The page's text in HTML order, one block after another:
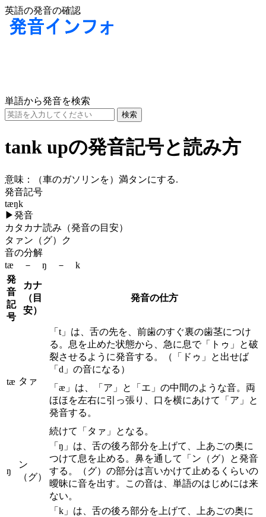
英語の発音の確認
単語から発音を検索
tank upの発音記号と読み方
意味：
（車のガソリンを）満タンにする.
発音記号
tæŋk
▶発音
カタカナ読み（発音の目安）
タァン（グ）ク
音の分解
tæ － ŋ － k
発
音
記
号
カナ
（目
安）
発音の仕方
tæ タァ
「t」は、舌の先を、前歯のすぐ裏の歯茎につけ
る。息を止めた状態から、急に息で「トゥ」と破
裂させるように発音する。（「ドゥ」と出せば
「d」の音になる）
「æ」は、「ア」と「エ」の中間のような音。両
ほほを左右に引っ張り、口を横にあけて「ア」と
発音する。
続けて「タァ」となる。
ŋ
ン
（グ）
「ŋ」は、舌の後ろ部分を上げて、上あごの奥に
つけて息を止める。鼻を通して「ン（グ）と発音
する。（グ）の部分は言いかけて止めるくらいの
曖昧に音を出す。この音は、単語のはじめには来
ない。
「k」は、舌の後ろ部分を上げて、上あごの奥に